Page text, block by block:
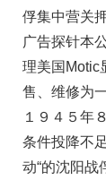
俘集中营关
广告探针本
理美国Motic
售、维修为
１９４５年
条件投降不
动“的沈阳战